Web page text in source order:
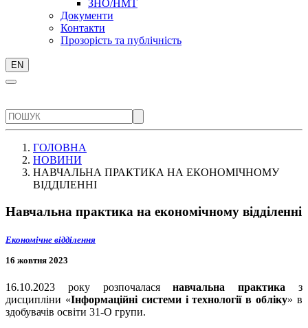
ЗНО/НМТ
Документи
Контакти
Прозорість та публічність
EN
ГОЛОВНА
НОВИНИ
НАВЧАЛЬНА ПРАКТИКА НА ЕКОНОМІЧНОМУ
ВІДДІЛЕННІ
Навчальна практика на економічному відділенні
Економічне відділення
16 жовтня 2023
16.10.2023 року розпочаласянавчальна практика з
дисципліни «Інформаційні системи і технології в обліку» в
здобувачів освіти 31-О групи.